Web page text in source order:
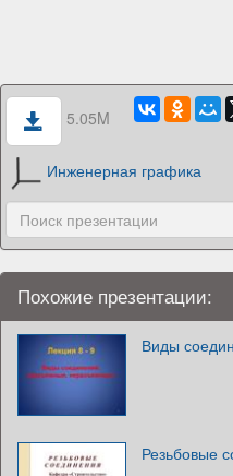
5.05M
Инженерная графика
Похожие презентации:
Виды
Резьбовые